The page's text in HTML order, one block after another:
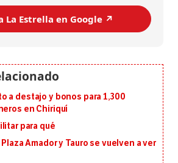
La Estrella en Google ↗️
a destajo y bonos para 1,300
en Chiriquí
para qué
Amador y Tauro se vuelven a ver